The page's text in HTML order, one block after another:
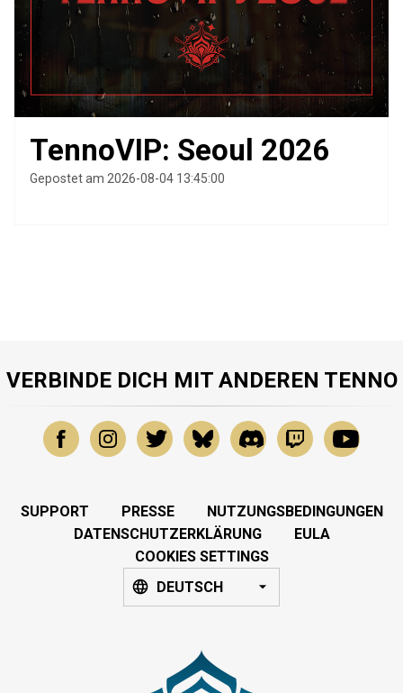
TennoVIP: Seoul 2026
Gepostet am 2026-08-04 13:45:00
VERBINDE DICH MIT ANDEREN TENNO
SUPPORT PRESSE
NUTZUNGSBEDINGUNGEN
DATENSCHUTZERKLÄRUNG
EULA
COOKIES SETTINGS
DEUTSCH